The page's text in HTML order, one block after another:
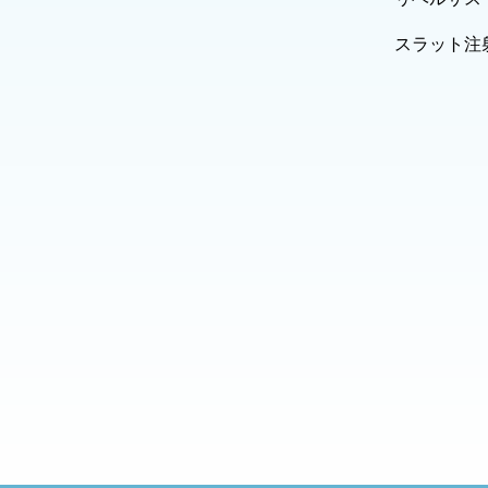
スラット注